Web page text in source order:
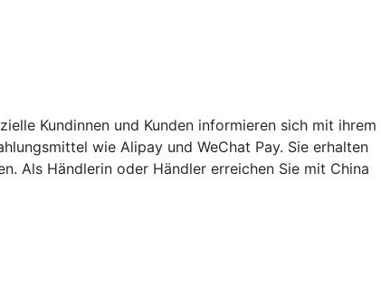
Kundinnen und Kunden informieren sich mit ihrem
wie Alipay und WeChat Pay. Sie erhalten
Als Händlerin oder Händler erreichen Sie mit China